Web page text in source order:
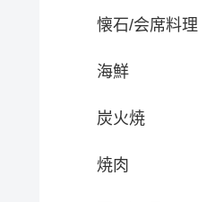
懐石/会席料理
海鮮
炭火焼
焼肉